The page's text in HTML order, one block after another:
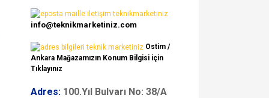
info@teknikmarketiniz.com
Ostim /
Ankara Mağazamızın Konum Bilgisi için
Tıklayınız
Adres: 100.Yıl Bulvarı No: 38/A